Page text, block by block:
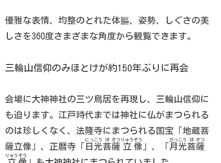
優雅な表情、均整のとれた体軀、姿勢、しぐさの美
しさを360度さまざまな角度から観覧できます。
三輪山信仰のみほとけが約150年ぶりに再会
会場に大神神社の三ツ鳥居を再現し、三輪山信仰に
も迫ります。江戸時代までは神社に仏がまつられる
のは珍しくなく、法隆寺にまつられる国宝「地蔵菩
薩立像」、正暦寺「 日
にっ
光
こう
菩
ぼ
薩
さつ
立
りゅう
像
ぞう
」、「 月
がっ
光
こう
菩
ぼ
薩
さつ
りゅう ぞう